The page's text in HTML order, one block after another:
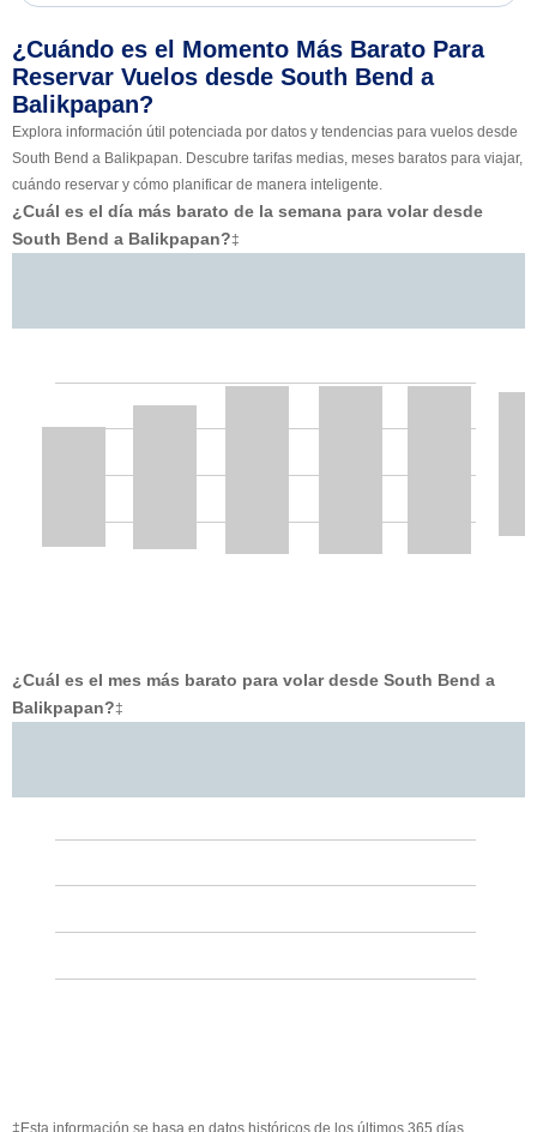
¿Cuándo es el Momento Más Barato Para
Reservar Vuelos desde South Bend a
Balikpapan?
Explora información útil potenciada por datos y tendencias para vuelos desde
South Bend a Balikpapan. Descubre tarifas medias, meses baratos para viajar,
cuándo reservar y cómo planificar de manera inteligente.
¿Cuál es el día más barato de la semana para volar desde
South Bend a Balikpapan?‡
¿Cuál es el mes más barato para volar desde South Bend a
Balikpapan?‡